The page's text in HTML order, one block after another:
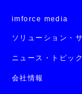
imforce media
ソリューション・
ニュース・トピッ
会社情報